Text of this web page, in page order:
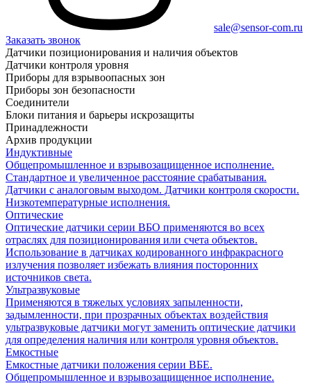
sale@sensor-com.ru
Заказать звонок
Датчики позиционирования и наличия объектов
Датчики контроля уровня
Приборы для взрывоопасных зон
Приборы зон безопасности
Соединители
Блоки питания и барьеры искрозащиты
Принадлежности
Архив продукции
Индуктивные
Общепромышленное и взрывозащищенное исполнение.
Стандартное и увеличенное расстояние срабатывания.
Датчики с аналоговым выходом. Датчики контроля скорости.
Низкотемпературные исполнения.
Оптические
Оптические датчики серии ВБО применяются во всех
отраслях для позиционирования или счета объектов.
Использование в датчиках кодированного инфракрасного
излучения позволяет избежать влияния посторонних
источников света.
Ультразвуковые
Применяются в тяжелых условиях запыленности,
задымленности, при прозрачных объектах воздействия
ультразвуковые датчики могут заменить оптические датчики
для определения наличия или контроля уровня объектов.
Емкостные
Емкостные датчики положения серии ВБЕ.
Общепромышленное и взрывозащищенное исполнение.